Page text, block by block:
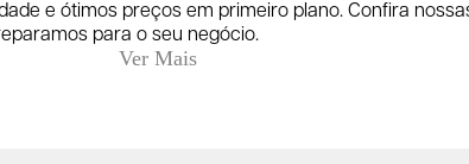
e ótimos preços em primeiro plano. Confira
para o seu negócio.
5+ Apresentamos nossa marca própria 5+,